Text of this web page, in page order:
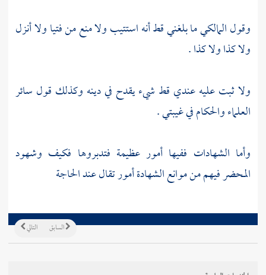
وقول المالكي ما بلغني قط أنه استتيب ولا منع من فتيا ولا أنزل
ولا كذا ولا كذا .
ولا ثبت عليه عندي قط شيء يقدح في دينه وكذلك قول سائر
العلماء والحكام في غيبتي .
وأما الشهادات ففيها أمور عظيمة فتدبروها فكيف وشهود
المحضر فيهم من موانع الشهادة أمور تقال عند الحاجة
التالي السابق